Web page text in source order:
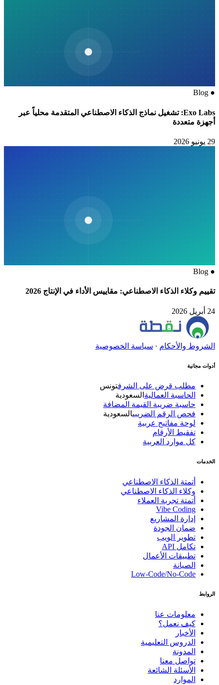
●
Blog
Exo Labs: تشغيل نماذج الذكاء الاصطناعي المتقدمة محلياً عبر
أجهزة متعددة
29 يونيو 2026
●
Blog
تقييم وكلاء الذكاء الاصطناعي: مقاييس الأداء في الإنتاج 2026
24 أبريل 2026
الشروط والأحكام· سياسة الخصوصية
أدوات مجانية
مطلب قرض على الشرف تونس
الحاسبة العماليةالسعودية
حاسبة ضريبة القيمة المضافة
فحص الرقم الضريبيالسعودية
لوحة مفاتيح عربية
تفقيط الأرقام
كل موارد العربية
الخدمات
أتمتة الذكاء الاصطناعي
وكلاء الذكاء الاصطناعي
أتمتة تجربة العملاء
Vibe Coding
إدارة المشاريع
ضمان الجودة
تطوير الويب
تكامل API
تطبيقات الأعمال
الصيانة
Low-Code/No-Code
الروابط
معلومات عنا
كيف نعمل؟
الأخبار
الدروس التعليمية
المدونة
تواصل معنا
الأسئلة الشائعة
الموارد